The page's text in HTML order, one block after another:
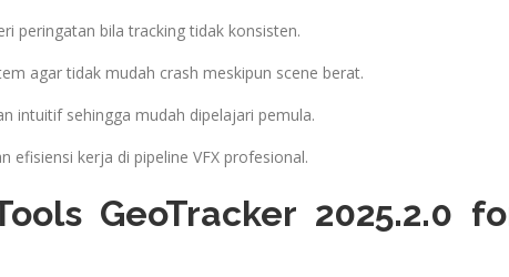
peringatan bila tracking tidak konsisten.
agar tidak mudah crash meskipun scene berat.
intuitif sehingga mudah dipelajari pemula.
efisiensi kerja di pipeline VFX profesional.
GeoTracker 2025.2.0